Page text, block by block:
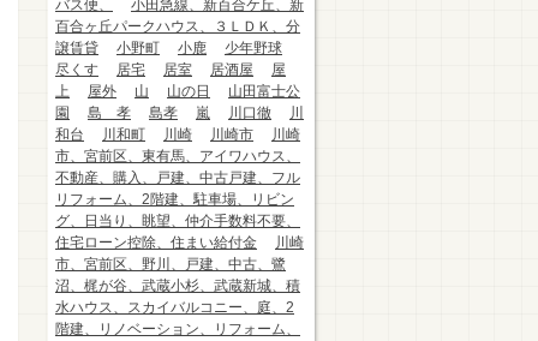
バス便、
小田急線、新百合ケ丘、新
百合ヶ丘パークハウス、３ＬＤＫ、分
譲賃貸
小野町 小鹿
少年野球
尽くす
居宅 居室 居酒屋
屋
上
屋外 山 山の日
山田富士公
園
島 孝 島孝 嵐 川口徹
川
和台
川和町 川崎 川崎市
川崎
市、宮前区、東有馬、アイワハウス、
不動産、購入、戸建、中古戸建、フル
リフォーム、2階建、駐車場、リビン
グ、日当り、眺望、仲介手数料不要、
住宅ローン控除、住まい給付金
川崎
市、宮前区、野川、戸建、中古、鷺
沼、梶が谷、武蔵小杉、武蔵新城、積
水ハウス、スカイバルコニー、庭、2
階建、リノベーション、リフォーム、